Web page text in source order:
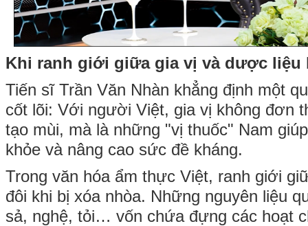
Khi ranh giới giữa gia vị và dược liệu
Tiến sĩ Trần Văn Nhàn khẳng định một
cốt lõi: Với người Việt, gia vị không đơn
tạo mùi, mà là những "vị thuốc" Nam
khỏe và nâng cao sức đề kháng.
Trong văn hóa ẩm thực Việt, ranh giới
đôi khi bị xóa nhòa. Những nguyên liệu
sả, nghệ, tỏi… vốn chứa đựng các hoạt